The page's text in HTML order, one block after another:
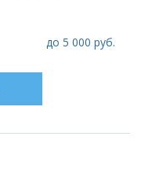
до 5 000 руб.